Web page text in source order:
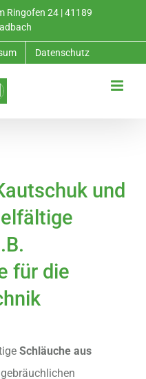
Ringofen 24 | 41189
Datenschutz
und
für die
Schläuche aus